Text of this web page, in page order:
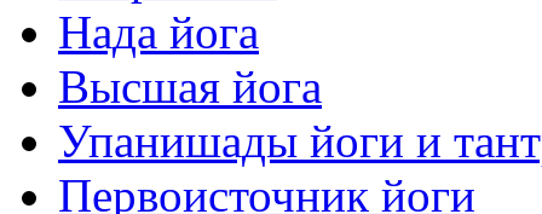
Нада йога
Высшая йога
Упанишады йоги и
Первоисточник йоги